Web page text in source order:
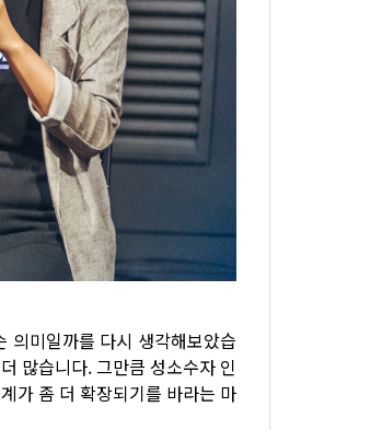
미일까를 다시 생각해보았습
많습니다. 그만큼 성소수자 인
가 좀 더 확장되기를 바라는 마